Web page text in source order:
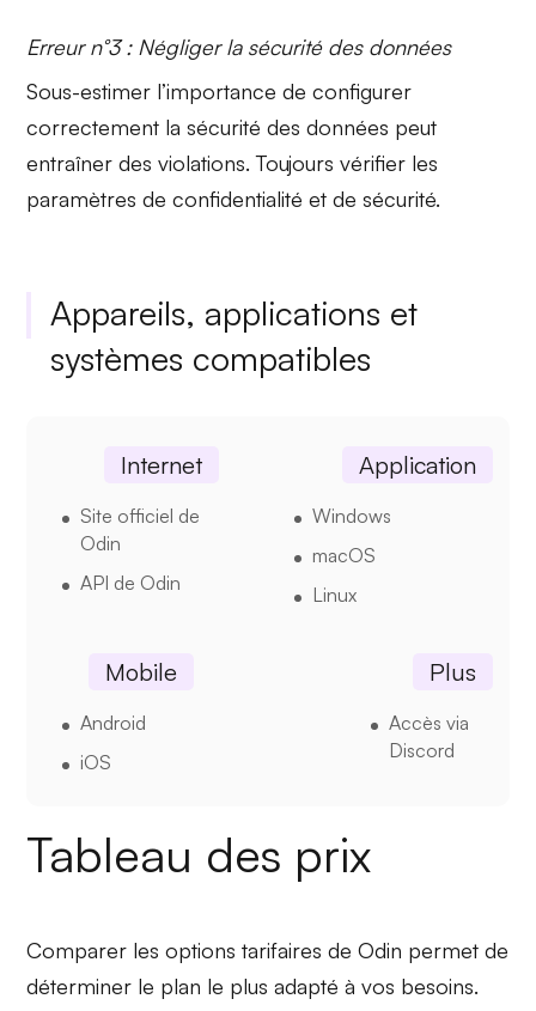
Erreur n°3 : Négliger la sécurité des données
Sous-estimer l’importance deconfigurer
correctement la sécurité des données peut
entraîner des violations. Toujours vérifier les
paramètres de confidentialité et de sécurité.
Appareils, applications et
systèmes compatibles
Internet
Site officiel de
Odin
API de Odin
Application
Windows
macOS
Linux
Mobile
Android
iOS
Plus
Accès via
Discord
Tableau des prix
Comparer les options tarifaires de Odin permet de
déterminer le plan le plus adapté à vos besoins.